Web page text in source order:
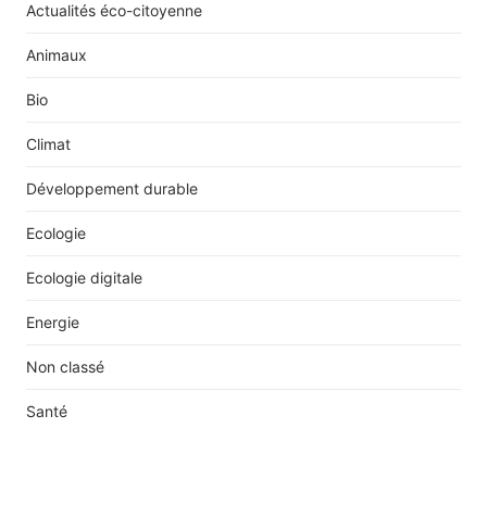
Actualités éco-citoyenne
Animaux
Bio
Climat
Développement durable
Ecologie
Ecologie digitale
Energie
Non classé
Santé